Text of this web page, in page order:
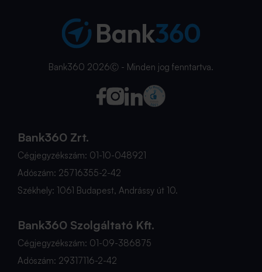
Bank360 2026Ⓒ - Minden jog fenntartva.
Bank360 Zrt.
Cégjegyzékszám: 01-10-048921
Adószám: 25716355-2-42
Székhely: 1061 Budapest, Andrássy út 10.
Bank360 Szolgáltató Kft.
Cégjegyzékszám: 01-09-386875
Adószám: 29317116-2-42